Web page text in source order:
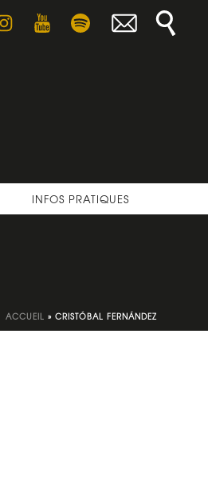
INFOS PRATIQUES
ACCUEIL » CRISTÓBAL FERNÁNDEZ